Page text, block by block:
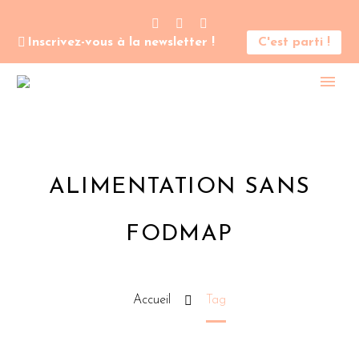
Inscrivez-vous à la newsletter ! C'est parti !
ALIMENTATION SANS
FODMAP
Accueil Tag